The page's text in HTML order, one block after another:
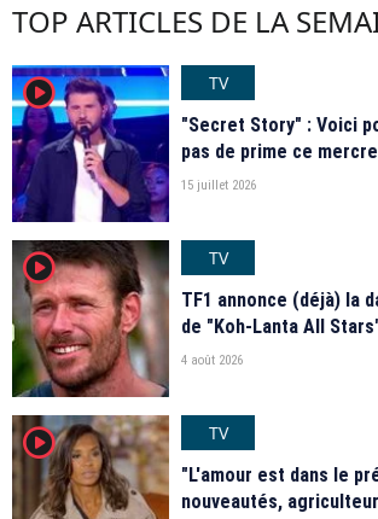
TOP ARTICLES DE LA
player2
TV
"Secret Story" : Voici
pas de prime ce
15 juillet 2026
player2
TV
TF1 annonce (déjà) la
de "Koh-Lanta All
4 août 2026
player2
TV
"L'amour est dans le
nouveautés,